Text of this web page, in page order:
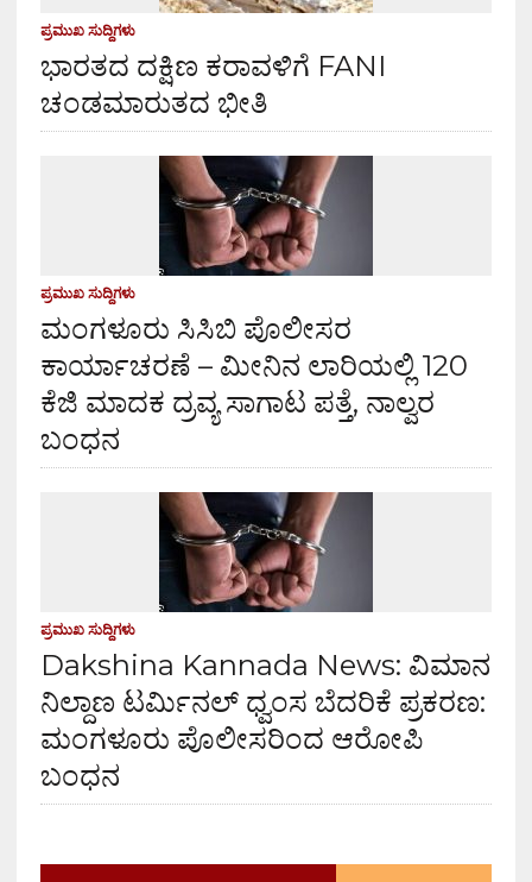
ಪ್ರಮುಖ ಸುದ್ದಿಗಳು
ಭಾರತದ ದಕ್ಷಿಣ ಕರಾವಳಿಗೆ FANI
ಚಂಡಮಾರುತದ ಭೀತಿ
ಪ್ರಮುಖ ಸುದ್ದಿಗಳು
ಮಂಗಳೂರು ಸಿಸಿಬಿ ಪೊಲೀಸರ
ಕಾರ್ಯಾಚರಣೆ – ಮೀನಿನ ಲಾರಿಯಲ್ಲಿ 120
ಕೆಜಿ ಮಾದಕ ದ್ರವ್ಯ ಸಾಗಾಟ ಪತ್ತೆ, ನಾಲ್ವರ
ಬಂಧನ
ಪ್ರಮುಖ ಸುದ್ದಿಗಳು
Dakshina Kannada News: ವಿಮಾನ
ನಿಲ್ದಾಣ ಟರ್ಮಿನಲ್ ಧ್ವಂಸ ಬೆದರಿಕೆ ಪ್ರಕರಣ:
ಮಂಗಳೂರು ಪೊಲೀಸರಿಂದ ಆರೋಪಿ
ಬಂಧನ